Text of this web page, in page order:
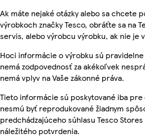
Ak máte nejaké otázky alebo sa chcete
výrobkoch značky Tesco, obráťte sa na
servis, alebo výrobcu výrobku, ak nie je
Hoci informácie o výrobku sú
nemá zodpovednosť za akékoľvek
nemá vplyv na Vaše zákonné práva.
Tieto informácie sú poskytované iba
nesmú byť reprodukované žiadnym
predchádzajúceho súhlasu Tesco
náležitého potvrdenia.